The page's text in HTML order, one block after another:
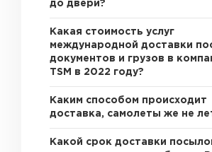
до двери?
Какая стоимость услуг
международной доставки
документов и грузов в
TSM в 2022 году?
Каким способом происходит
доставка, самолеты же не
Какой срок доставки